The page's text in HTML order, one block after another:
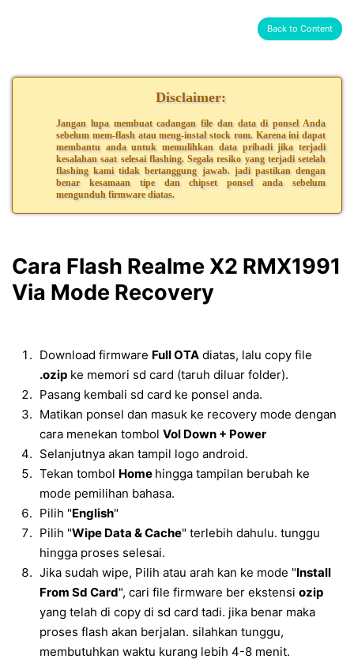
Back to Content
Disclaimer:
Jangan lupa membuat cadangan file dan data di ponsel Anda
sebelum mem-flash atau meng-instal stock rom. Karena ini dapat
membantu anda untuk memulihkan data pribadi jika terjadi
kesalahan saat selesai flashing. Segala resiko yang terjadi setelah
flashing kami tidak bertanggung jawab. jadi pastikan dengan
benar kesamaan tipe dan chipset ponsel anda sebelum
mengunduh firmware diatas.
Cara Flash Realme X2 RMX1991
Via Mode Recovery
Download firmware Full OTA diatas, lalu copy file
.ozip ke memori sd card (taruh diluar folder).
Pasang kembali sd card ke ponsel anda.
Matikan ponsel dan masuk ke recovery mode dengan
cara menekan tombol Vol Down + Power
Selanjutnya akan tampil logo android.
Tekan tombol Home hingga tampilan berubah ke
mode pemilihan bahasa.
Pilih "English"
Pilih "Wipe Data & Cache" terlebih dahulu. tunggu
hingga proses selesai.
Jika sudah wipe, Pilih atau arah kan ke mode "Install
From Sd Card", cari file firmware ber ekstensi ozip
yang telah di copy di sd card tadi. jika benar maka
proses flash akan berjalan. silahkan tunggu,
membutuhkan waktu kurang lebih 4-8 menit.